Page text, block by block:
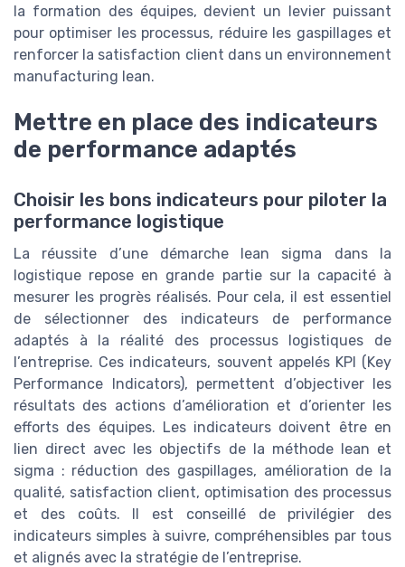
la formation des équipes, devient un levier puissant
pour optimiser les processus, réduire les gaspillages et
renforcer la satisfaction client dans un environnement
manufacturing lean.
Mettre en place des indicateurs
de performance adaptés
Choisir les bons indicateurs pour piloter la
performance logistique
La réussite d’une démarche lean sigma dans la
logistique repose en grande partie sur la capacité à
mesurer les progrès réalisés. Pour cela, il est essentiel
de sélectionner des indicateurs de performance
adaptés à la réalité des processus logistiques de
l’entreprise. Ces indicateurs, souvent appelés KPI (Key
Performance Indicators), permettent d’objectiver les
résultats des actions d’amélioration et d’orienter les
efforts des équipes. Les indicateurs doivent être en
lien direct avec les objectifs de la méthode lean et
sigma : réduction des gaspillages, amélioration de la
qualité, satisfaction client, optimisation des processus
et des coûts. Il est conseillé de privilégier des
indicateurs simples à suivre, compréhensibles par tous
et alignés avec la stratégie de l’entreprise.